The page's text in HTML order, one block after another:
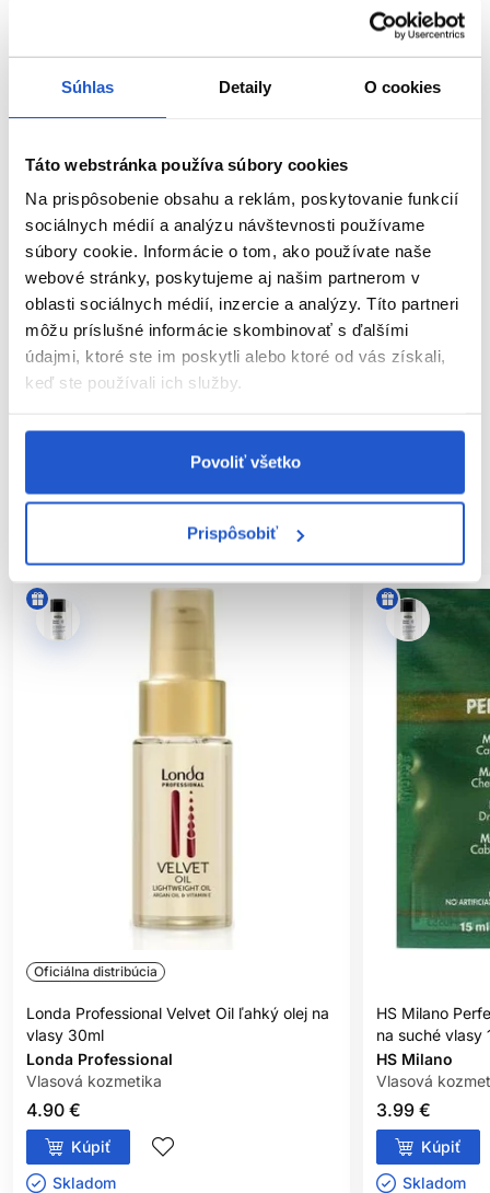
Súhlas Detaily O cookies
Táto webstránka používa súbory cookies
Na prispôsobenie obsahu a reklám, poskytovanie funkcií
sociálnych médií a analýzu návštevnosti používame
súbory cookie. Informácie o tom, ako používate naše
webové stránky, poskytujeme aj našim partnerom v
oblasti sociálnych médií, inzercie a analýzy. Títo partneri
môžu príslušné informácie skombinovať s ďalšími
údajmi, ktoré ste im poskytli alebo ktoré od vás získali,
keď ste používali ich služby.
Povoliť všetko
Prispôsobiť
Náš tip
ošetrujúcim produktom Velvet Oil Shampoo a olejom na
vlasyLightweight Oil
O rade:Nadštandardný rad produktov Londa Professional pre
oživenie, hydratáciu a lesk vlasov. Rad Velvet Oil je vhodný ako
pre farbené, tak pre úplne prírodné vlasy. Zloženie s Arganovým
olejom a vitamínom E, ktorý vyživuje vlas a chráni ho pred UV
poškodením, spôsobujúcim rýchlejšie starnutie a slabnutie vlasu.
Parametre
Značka
Hodnotenia
SÚVISIACE PRODUKTY
Oficiálna distribúcia
Londa Professional Velvet Oil ľahký olej na
vlasy 30ml
Londa Professional
Vlasová kozmetika
4.90 €
Kúpiť
Skladom ㅤ
HS Milano
na suché vlasy
HS Milano
Vlasová
3.99 €
Kúpiť
Skladom ㅤ